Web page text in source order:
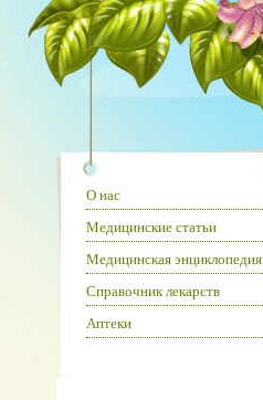
О нас
Медицинские статьи
Медицинская энциклопедия
Справочник лекарств
Аптеки